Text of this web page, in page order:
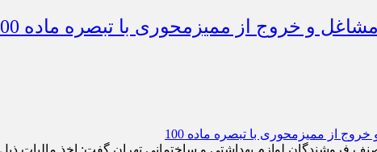
و خروج از ممیزمحوری با تبصره ماده 100